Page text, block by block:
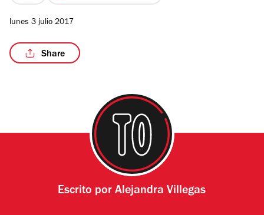
lunes 3 julio 2017
Share
Escrito porAlejandra Villegas